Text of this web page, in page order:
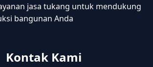
jasa tukang untuk mendukung
bangunan Anda
Kontak Kami